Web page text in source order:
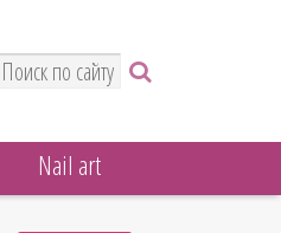
Nail art